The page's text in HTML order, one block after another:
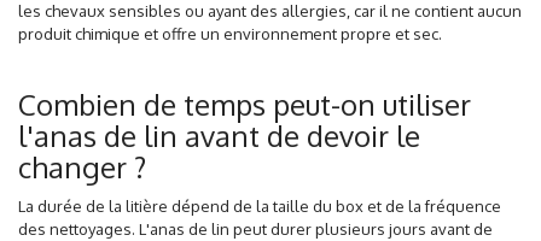
les chevaux sensibles ou ayant des allergies, car il ne contient aucun
produit chimique et offre un environnement propre et sec.
Combien de temps peut-on utiliser
l'anas de lin avant de devoir le
changer ?
La durée de la litière dépend de la taille du box et de la fréquence
des nettoyages. L'anas de lin peut durer plusieurs jours avant de